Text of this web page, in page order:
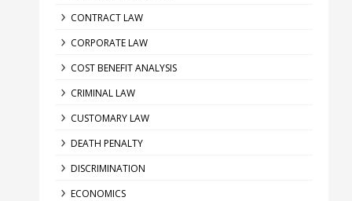
CONTRACT LAW
CORPORATE LAW
COST BENEFIT ANALYSIS
CRIMINAL LAW
CUSTOMARY LAW
DEATH PENALTY
DISCRIMINATION
ECONOMICS